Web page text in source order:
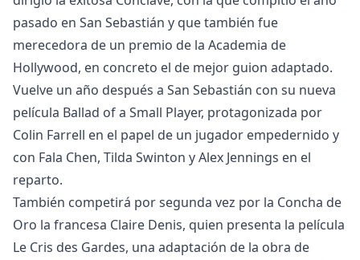
pasado en San Sebastián y que también fue
merecedora de un premio de la Academia de
Hollywood, en concreto el de mejor guion adaptado.
Vuelve un año después a San Sebastián con su nueva
película Ballad of a Small Player, protagonizada por
Colin Farrell en el papel de un jugador empedernido y
con Fala Chen, Tilda Swinton y Alex Jennings en el
reparto.
También competirá por segunda vez por la Concha de
Oro la francesa Claire Denis, quien presenta la película
Le Cris des Gardes, una adaptación de la obra de